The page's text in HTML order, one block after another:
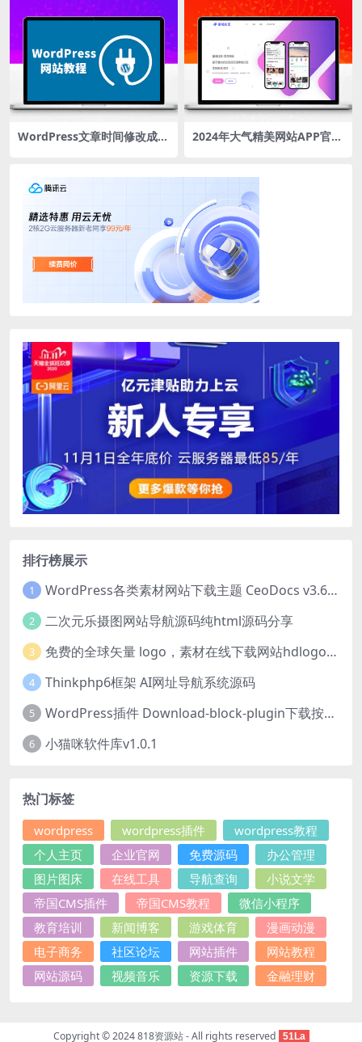
WordPress文章时间修改成几
2024年大气精美网站APP官网
排行榜展示
1 WordPress各类素材网站下载主题 CeoDocs v3.6 去授权版
2 二次元乐摄图网站导航源码纯html源码分享
3 免费的全球矢量 logo，素材在线下载网站hdlogo.com
4 Thinkphp6框架 AI网址导航系统源码
5 WordPress插件 Download-block-plugin下载按钮图标美化
6 小猫咪软件库v1.0.1
热门标签
wordpress wordpress插件
wordpress教程
个人主页
企业官网 免费源码
办公管理
图片图床
在线工具 导航查询
小说文学
帝国CMS插件
帝国CMS教程
微信小程序
教育培训
新闻博客 游戏体育
漫画动漫
电子商务
社区论坛 网站插件
网站教程
网站源码
视频音乐 资源下载 金融理财
Copyright © 2024818资源站- All rights reserved 51La